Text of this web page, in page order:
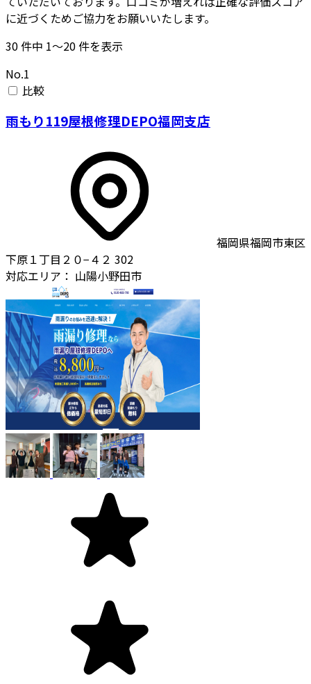
に近づくためご協力をお願いいたします。
30件中 1〜20件を表示
No.1
比較
雨もり119屋根修理DEPO福岡支店
福岡県福岡市東区
下原１丁目２０−４２ 302
対応エリア： 山陽小野田市